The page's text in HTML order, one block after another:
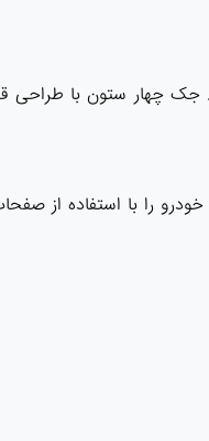
ستون با طراحی
را با استفاده از